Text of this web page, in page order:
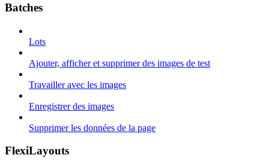
Batches
Lots
Ajouter, afficher et supprimer des images de test
Travailler avec les images
Enregistrer des images
Supprimer les données de la page
FlexiLayouts